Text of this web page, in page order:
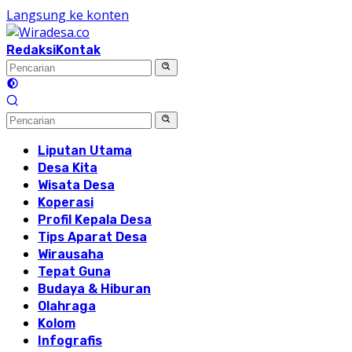
Langsung ke konten
RedaksiKontak
Liputan Utama
Desa Kita
Wisata Desa
Koperasi
Profil Kepala Desa
Tips Aparat Desa
Wirausaha
Tepat Guna
Budaya & Hiburan
Olahraga
Kolom
Infografis